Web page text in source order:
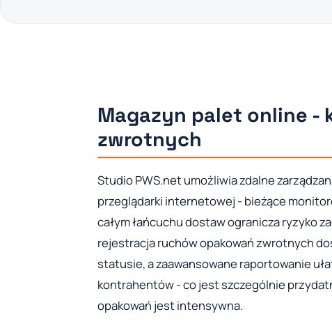
Magazyn palet online -
zwrotnych
Studio PWS.net umożliwia zdalne
przeglądarki internetowej - bieżące
całym łańcuchu dostaw ogranicza ryzyko
rejestracja ruchów opakowań zwrotnych
statusie, a zaawansowane raportowanie
kontrahentów - co jest szczególnie
opakowań jest intensywna.